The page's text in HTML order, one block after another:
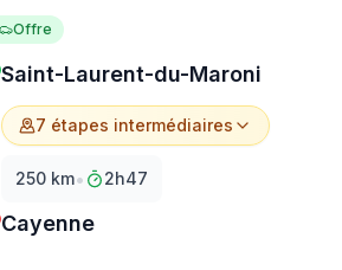
Offre
Saint-Laurent-du-Maroni
7 étapes intermédiaires
250 km• 2h47
Cayenne